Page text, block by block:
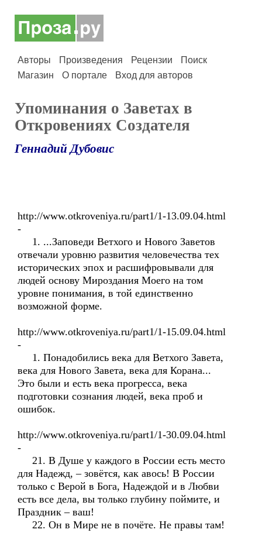
Авторы Произведения Рецензии
Поиск
Магазин
О портале Вход для авторов
Упоминания о Заветах в
Откровениях Создателя
Геннадий Дубовис
http://www.otkroveniya.ru/part1/1-13.09.04.html
-
1. ...Заповеди Ветхого и Нового Заветов
отвечали уровню развития человечества тех
исторических эпох и расшифровывали для
людей основу Мироздания Моего на том
уровне понимания, в той единственно
возможной форме.
http://www.otkroveniya.ru/part1/1-15.09.04.html
-
1. Понадобились века для Ветхого Завета,
века для Нового Завета, века для Корана...
Это были и есть века прогресса, века
подготовки сознания людей, века проб и
ошибок.
http://www.otkroveniya.ru/part1/1-30.09.04.html
-
21. В Душе у каждого в России есть место
для Надежд, – зовётся, как авось! В России
только с Верой в Бога, Надеждой и в Любви
есть все дела, вы только глубину поймите, и
Праздник – ваш!
22. Он в Мире не в почёте. Не правы там!